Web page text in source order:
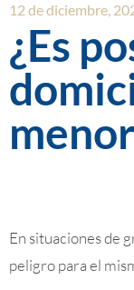
12 de diciembre,
¿Es
En situaciones de
peligro para el